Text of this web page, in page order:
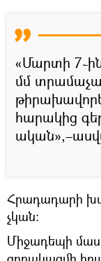
«Մարտի
մմ
հարակից
Հրադադարի
չկան։
Միջադեպի